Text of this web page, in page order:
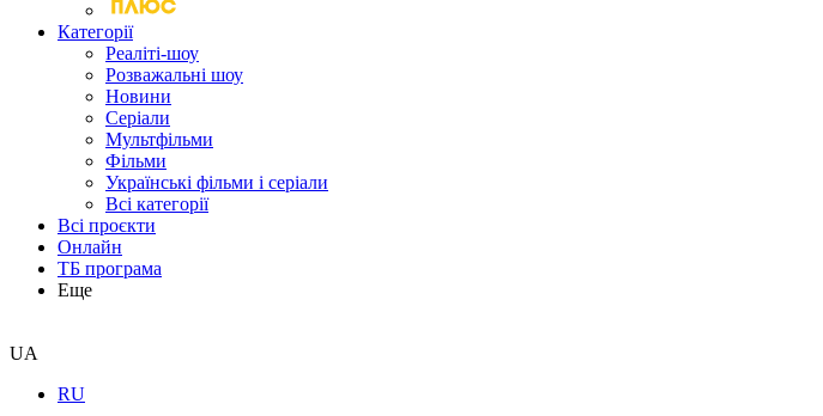
Категорії
Реаліті-шоу
Розважальні шоу
Новини
Серіали
Мультфільми
Фільми
Українські фільми і серіали
Всі категорії
Всі проєкти
Онлайн
ТБ програма
Еще
UA
RU